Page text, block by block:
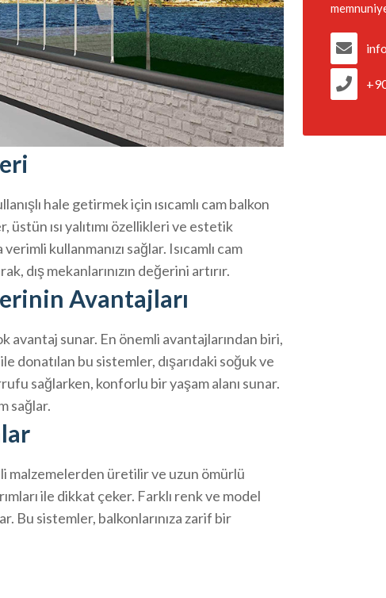
hale getirmek için ısıcamlı cam balkon
ısı yalıtımı özellikleri ve estetik
kullanmanızı sağlar. Isıcamlı cam
dış mekanlarınızın değerini artırır.
Avantajları
avantaj sunar. En önemli avantajlarından biri,
donatılan bu sistemler, dışarıdaki soğuk ve
sağlarken, konforlu bir yaşam alanı sunar.
sağlar.
malzemelerden üretilir ve uzun ömürlü
ile dikkat çeker. Farklı renk ve model
Bu sistemler, balkonlarınıza zarif bir